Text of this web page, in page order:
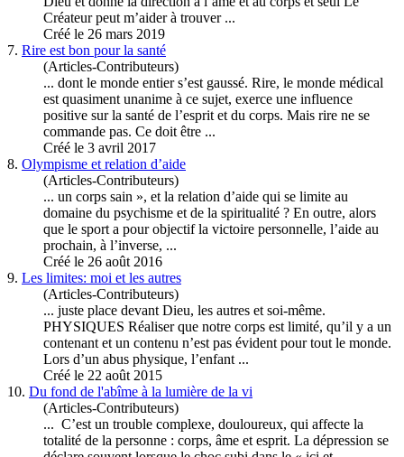
Créateur peut m’aider à trouver ...
Créé le 26 mars 2019
7. Rire est bon pour la santé
(Articles-Contributeurs)
... dont le monde entier s’est gaussé. Rire, le monde médical
est quasiment unanime à ce sujet, exerce une influence
positive sur la santé de l’esprit et du corps. Mais rire ne se
commande pas. Ce doit être ...
Créé le 3 avril 2017
8. Olympisme et relation d’aide
(Articles-Contributeurs)
... un corps sain », et la relation d’aide qui se limite au
domaine du psychisme et de la spiritualité ? En outre, alors
que le sport a pour objectif la victoire personnelle, l’aide au
prochain, à l’inverse, ...
Créé le 26 août 2016
9. Les limites: moi et les autres
(Articles-Contributeurs)
... juste place devant Dieu, les autres et soi-même.
PHYSIQUES Réaliser que notre corps est limité, qu’il y a un
contenant et un contenu n’est pas évident pour tout le monde.
Lors d’un abus physique, l’enfant ...
Créé le 22 août 2015
10. Du fond de l'abîme à la lumière de la vi
(Articles-Contributeurs)
... C’est un trouble complexe, douloureux, qui affecte la
totalité de la personne : corps, âme et esprit. La dépression se